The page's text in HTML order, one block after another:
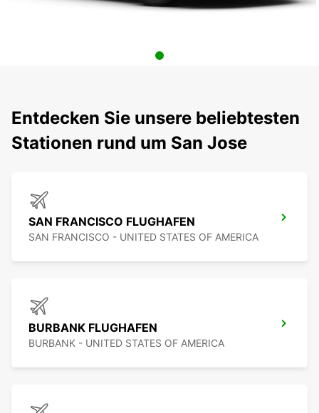
Entdecken Sie unsere beliebtesten
Stationen rund um San Jose
SAN FRANCISCO FLUGHAFEN
SAN FRANCISCO - UNITED STATES OF AMERICA
BURBANK FLUGHAFEN
BURBANK - UNITED STATES OF AMERICA